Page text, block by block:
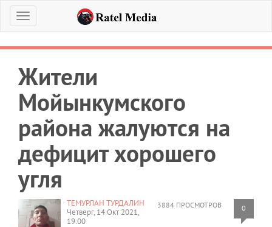
Меню
Жители
Мойынкумского
района жалуются на
дефицит хорошего
угля
3884 ПРОСМОТРОВ 0
ТЕМУРЛАН ТУРДАЛИН
Четверг, 14 Окт 2021,
19:00